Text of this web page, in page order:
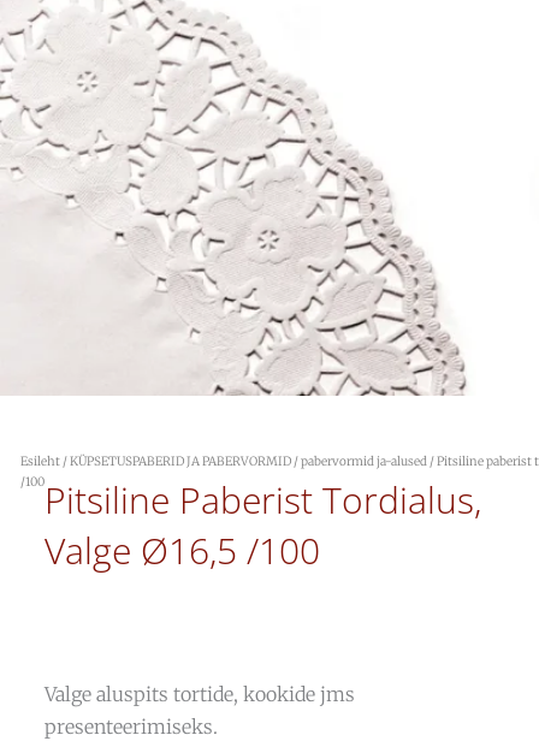
Esileht /KÜPSETUSPABERID JA PABERVORMID /pabervormid ja-alused / Pitsiline paberist
/100 Pitsiline Paberist Tordialus,
Valge Ø16,5 /100
Valge aluspits tortide, kookide jms
presenteerimiseks.